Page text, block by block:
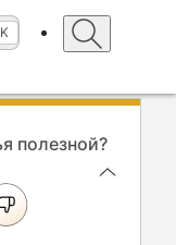
полезной?